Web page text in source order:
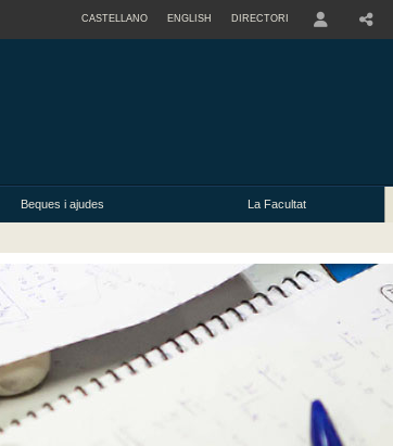
CASTELLANO ENGLISH DIRECTORI
Beques i ajudes La Facultat